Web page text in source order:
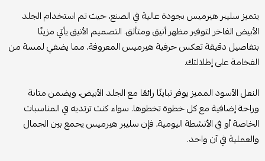
يتميز سليبر هيرميس بجودة عالية في الصنع، حيث تم استخدام الجلد
الأبيض الفاخر لتوفير مظهر أنيق ومتألق. التصميم الأنيق يأتي مزينًا
بتفاصيل دقيقة تعكس حرفية هيرميس المعروفة، مما يضفي لمسة من
الفخامة على إطلالتك.
النعل الأسود المميز يوفر تباينًا رائعًا مع الجلد الأبيض، ويضمن متانة
وراحة إضافية مع كل خطوة تخطوها. سواء كنت ترتديه في المناسبات
الخاصة أو في الأنشطة اليومية، فإن سليبر هيرميس يجمع بين الجمال
والعملية في آن واحد.